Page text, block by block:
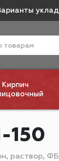
Кирпич
150
раствор,